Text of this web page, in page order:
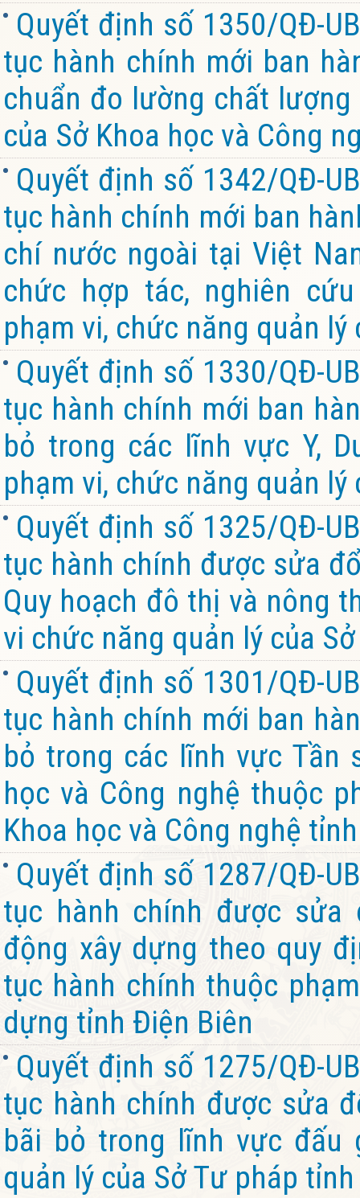
Quyết định số 1350/QĐ-
tục hành chính mới ban
chuẩn đo lường chất
của Sở Khoa học và Công
Quyết định số 1342/QĐ-
tục hành chính mới ban
chí nước ngoài tại Việt
chức hợp tác, nghiên
phạm vi, chức năng quản
Quyết định số 1330/QĐ-
tục hành chính mới ban
bỏ trong các lĩnh vực Y,
phạm vi, chức năng quản
Quyết định số 1325/QĐ-
tục hành chính được sửa
Quy hoạch đô thị và nông
vi chức năng quản lý của
Quyết định số 1301/QĐ-
tục hành chính mới ban
bỏ trong các lĩnh vực Tần
học và Công nghệ thuộc
Khoa học và Công nghệ
Quyết định số 1287/QĐ-
tục hành chính được
động xây dựng theo quy
tục hành chính thuộc
dựng tỉnh Điện Biên
Quyết định số 1275/QĐ-
tục hành chính được sửa
bãi bỏ trong lĩnh vực đấu
quản lý của Sở Tư pháp